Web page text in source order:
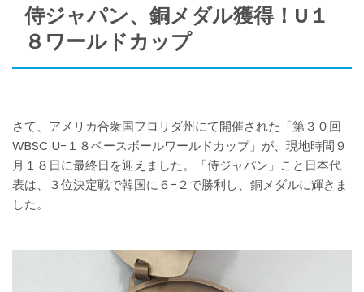
侍ジャパン、銅メダル獲得！U１
８ワールドカップ
さて、アメリカ合衆国フロリダ州にて開催された「第３０回
WBSC U-１８ベースボールワールドカップ」が、現地時間９
月１８日に最終日を迎えました。「侍ジャパン」こと日本代
表は、３位決定戦で韓国に６−２で勝利し、銅メダルに輝きま
した。